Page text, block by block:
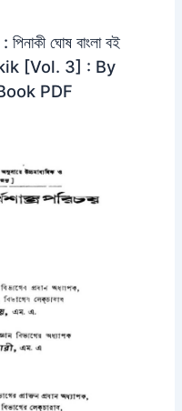
ঘোষ বাংলা বই
[Vol. 3] : By
PDF